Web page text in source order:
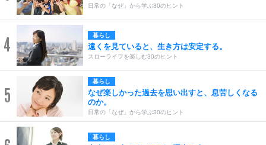
日常の「なぜ」から学ぶ30のヒント
4 暮らし
遠くを見ていると、生き方は安定する。
スローライフを楽しむ30のヒント
5
暮らし
なぜ楽しかった過去を思い出すと、息苦しくなる
のか。
日常の「なぜ」から学ぶ30のヒント
暮らし